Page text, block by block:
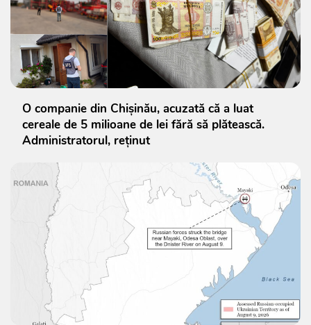
O companie din Chișinău, acuzată că a luat
cereale de 5 milioane de lei fără să plătească.
Administratorul, reținut